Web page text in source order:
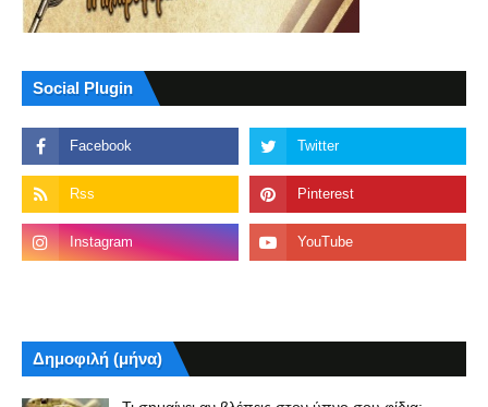
Social Plugin
Δημοφιλή (μήνα)